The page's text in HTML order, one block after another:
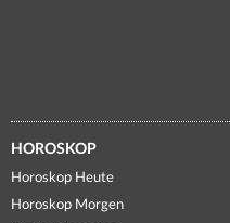
HOROSKOP
Horoskop Heute
Horoskop Morgen